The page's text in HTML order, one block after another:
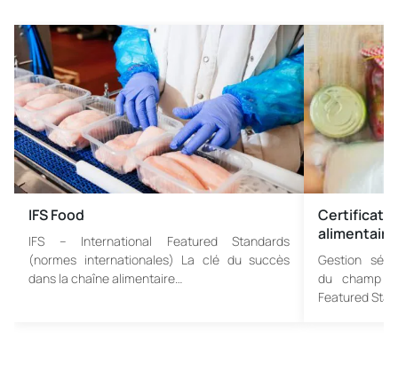
IFS Food
IFS – International Featured Standards
(normes internationales) La clé du succès
dans la chaîne alimentaire…
Gestion
du champ
Featured